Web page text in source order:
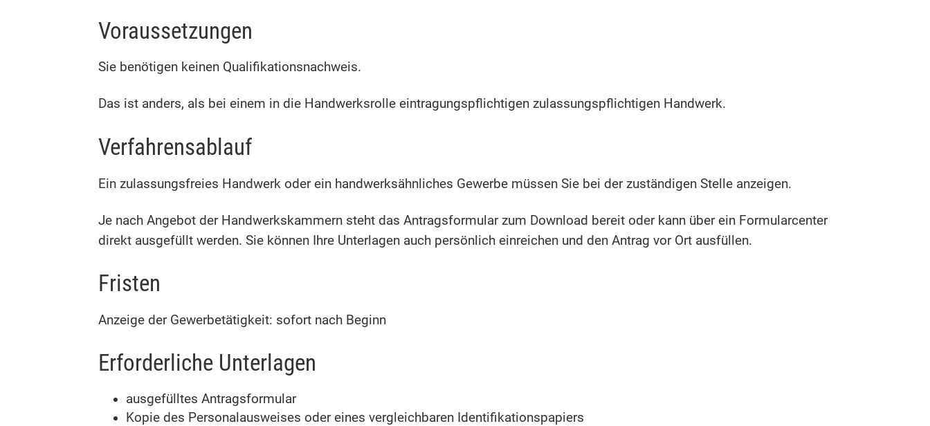
Voraussetzungen
Sie benötigen keinen Qualifikationsnachweis.
Das ist anders, als bei einem in die Handwerksrolle eintragungspflichtigen zulassungspflichtigen Handwerk.
Verfahrensablauf
Ein zulassungsfreies Handwerk oder ein handwerksähnliches Gewerbe müssen Sie bei der zuständigen Stelle anzeigen.
Je nach Angebot der Handwerkskammern steht das Antragsformular zum Download bereit oder kann über ein Formularcenter
direkt ausgefüllt werden. Sie können Ihre Unterlagen auch persönlich einreichen und den Antrag vor Ort ausfüllen.
Fristen
Anzeige der Gewerbetätigkeit: sofort nach Beginn
Erforderliche Unterlagen
ausgefülltes Antragsformular
Kopie des Personalausweises oder eines vergleichbaren Identifikationspapiers